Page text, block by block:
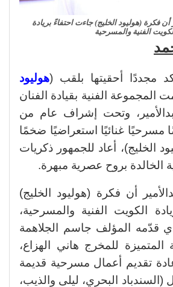
فكرة (هوليود الخليج) جاءت احتفاءً بريادة
الفنية والمسرحية
مجددًا أحقيتها بلقب (هوليود
المجموعة الفنية بقيادة الفنان
وتحت إشراف عام من
مسرحيًا غنائيًا استعراضيًا ضخمًا
الخليج)، أعاد للجمهور ذكريات
الخالدة بروح عصرية مبهرة.
أن فكرة (هوليود الخليج)
الكويت الفنية والمسرحية،
قدّمه المؤلف جاسم الجلاهمة
المتميزة للمخرج هاني الهزاع،
تقديم أعمال مسرحية قديمة
(السندباد البحري، ليلى والذيب،